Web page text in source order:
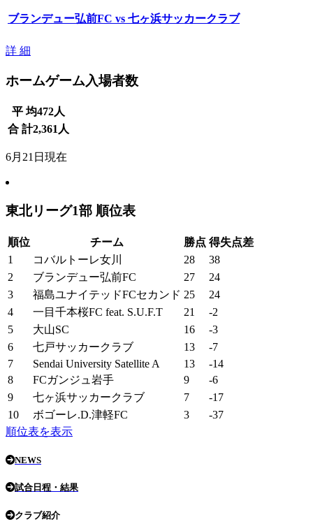
ブランデュー弘前FC vs 七ヶ浜サッカークラブ
詳 細
ホームゲーム入場者数
平 均472人
合 計2,361 人
6月21日現在
東北リーグ1部 順位表
順位 チーム 勝点 得失点差
1
コバルトーレ女川 28
38
2
ブランデュー弘前FC 27
24
3
福島ユナイテッドFCセカンド 25
24
4
一目千本桜FC feat. S.U.F.T 21
-2
5
大山SC 16
-3
6
七戸サッカークラブ 13
-7
7
Sendai University Satellite A 13
-14
8
FCガンジュ岩手 9
-6
9
七ヶ浜サッカークラブ 7
-17
10
ボゴーレ.D.津軽FC 3
-37
順位表を表示
NEWS
試合日程・結果
クラブ紹介